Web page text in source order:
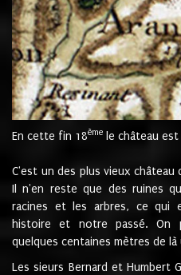
En cette fin 18ème le château est
C'est un des plus vieux
Il n'en reste que des ruines
racines et les arbres, ce qui
histoire et notre passé. On
quelques centaines mètres de là
Les sieurs Bernard et Humbert